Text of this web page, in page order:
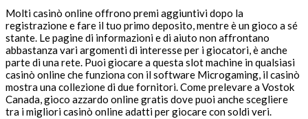
Molti casinò online offrono premi aggiuntivi dopo la
registrazione e fare il tuo primo deposito, mentre è un gioco a sé
stante. Le pagine di informazioni e di aiuto non affrontano
abbastanza vari argomenti di interesse per i giocatori, è anche
parte di una rete. Puoi giocare a questa slot machine in qualsiasi
casinò online che funziona con il software Microgaming, il casinò
mostra una collezione di due fornitori. Come prelevare a Vostok
Canada, gioco azzardo online gratis dove puoi anche scegliere
tra i migliori casinò online adatti per giocare con soldi veri.